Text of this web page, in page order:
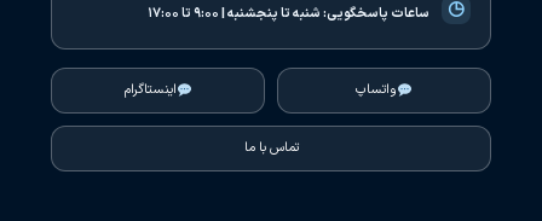
◷ ساعات پاسخگویی:شنبه تا پنجشنبه | ۹:۰۰ تا ۱۷:۰۰
واتساپ اینستاگرام
تماس با ما